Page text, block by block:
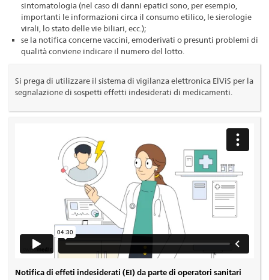
sintomatologia (nel caso di danni epatici sono, per esempio,
importanti le informazioni circa il consumo etilico, le sierologie
virali, lo stato delle vie biliari, ecc.);
se la notifica concerne vaccini, emoderivati o presunti problemi di
qualità conviene indicare il numero del lotto.
Si prega di utilizzare il sistema di vigilanza elettronica ElViS per la
segnalazione di sospetti effetti indesiderati di medicamenti.
Notifica di effeti indesiderati (EI) da parte di operatori sanitari